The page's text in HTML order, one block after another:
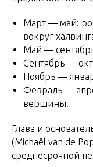
Март — май:
вокруг
Май —
Сентябрь —
Ноябрь —
Февраль —
вершины.
Глава и
(Michaël van de
среднесрочной